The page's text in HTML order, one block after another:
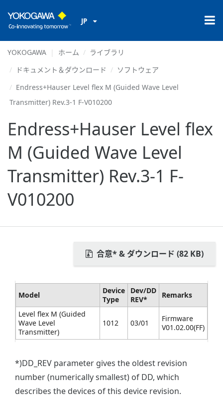
JP
YOKOGAWA ホーム
ライブラリ
ドキュメント＆ダウンロード
ソフトウェア
Endress+Hauser Level flex M (Guided Wave Level
Transmitter) Rev.3-1 F-V010200
Endress+Hauser Level flex
M (Guided Wave Level
Transmitter) Rev.3-1 F-
V010200
合意* & ダウンロード (82 KB)
Model
Device
Type
Dev/DD
REV*
Remarks
Level flex M (Guided
Wave Level
Transmitter)
1012 03/01
Firmware
V01.02.00(FF)
*)DD_REV parameter gives the oldest revision
number (numerically smallest) of DD, which
describes the devices of this device revision.